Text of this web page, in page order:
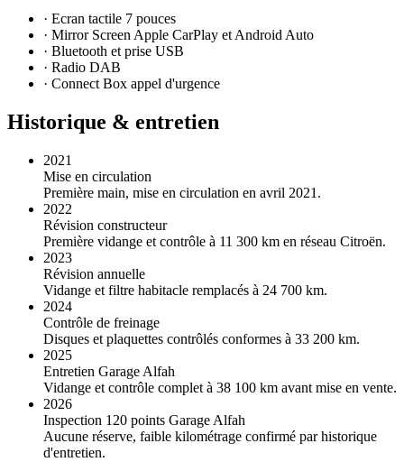
· Ecran tactile 7 pouces
· Mirror Screen Apple CarPlay et Android Auto
· Bluetooth et prise USB
· Radio DAB
· Connect Box appel d'urgence
Historique & entretien
2021
Mise en circulation
Première main, mise en circulation en avril 2021.
2022
Révision constructeur
Première vidange et contrôle à 11 300 km en réseau Citroën.
2023
Révision annuelle
Vidange et filtre habitacle remplacés à 24 700 km.
2024
Contrôle de freinage
Disques et plaquettes contrôlés conformes à 33 200 km.
2025
Entretien Garage Alfah
Vidange et contrôle complet à 38 100 km avant mise en vente.
2026
Inspection 120 points Garage Alfah
Aucune réserve, faible kilométrage confirmé par historique
d'entretien.